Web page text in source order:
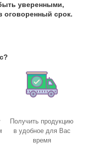
уверенными,
оговоренный срок.
Получить продукцию
в удобное для Вас
время